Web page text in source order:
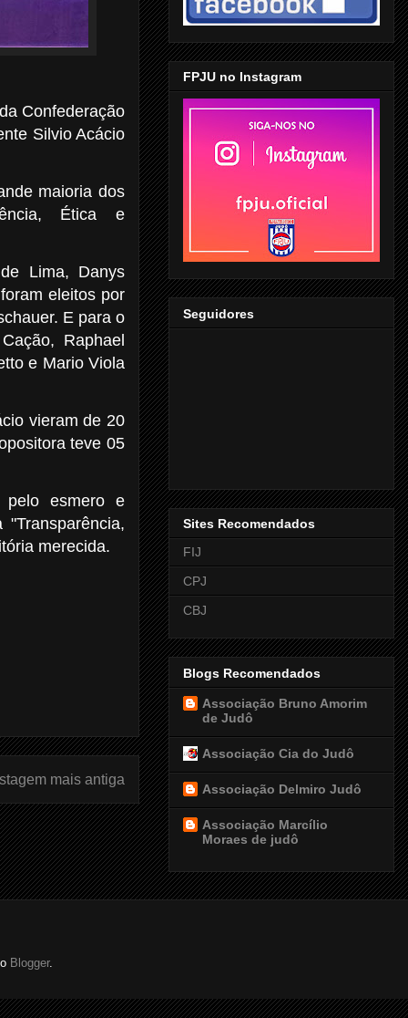
Confederação
Silvio Acácio
maioria dos
Ética e
Lima, Danys
eleitos por
E para o
Raphael
e Mario Viola
vieram de 20
teve 05
pelo esmero e
merecida.
mais antiga
FPJU no Instagram
Seguidores
Sites Recomendados
FIJ
CPJ
CBJ
Blogs Recomendados
Associação Bruno Amorim
de Judô
Associação Cia do Judô
Associação Delmiro Judô
Associação Marcílio
Moraes de judô
Blogger.